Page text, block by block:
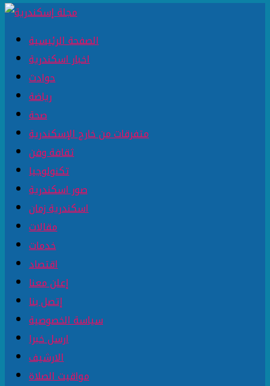
الصفحة الرئيسية
اخبار اسكندرية
حوادث
رياضة
صحة
متفرقات من خارج الإسكندرية
ثقافة وفن
تكنولوجيا
صور اسكندرية
اسكندرية زمان
مقالات
خدمات
اقتصاد
إعلن معنا
إتصل بنا
سياسة الخصوصية
ارسل خبرا
الارشيف
مواقيت الصلاة